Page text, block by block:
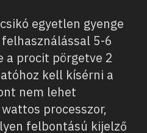
egyetlen gyenge
5-6
a procit pörgetve 2
kell kísérni a
nem lehet
processzor,
felbontású kijelző